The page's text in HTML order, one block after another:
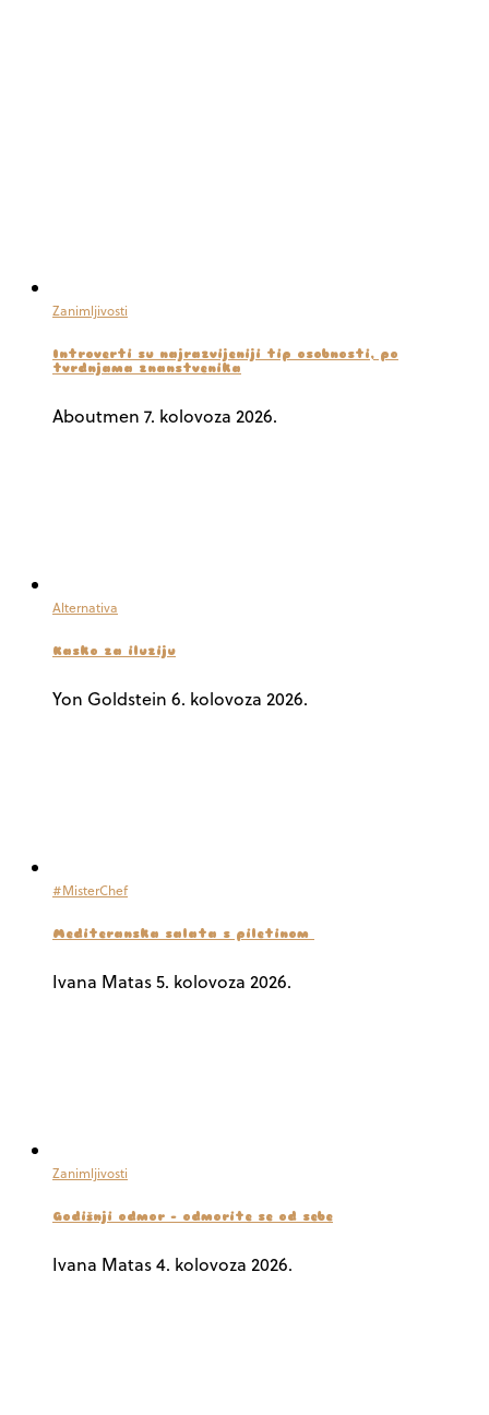
Zanimljivosti
Introverti su najrazvijeniji tip osobnosti, po
tvrdnjama znanstvenika
Aboutmen 7. kolovoza 2026.
Alternativa
Kasko za iluziju
Yon Goldstein 6. kolovoza 2026.
#MisterChef
Mediteranska salata s piletinom
Ivana Matas5. kolovoza 2026.
Zanimljivosti
Godišnji odmor – odmorite se od sebe
Ivana Matas4. kolovoza 2026.